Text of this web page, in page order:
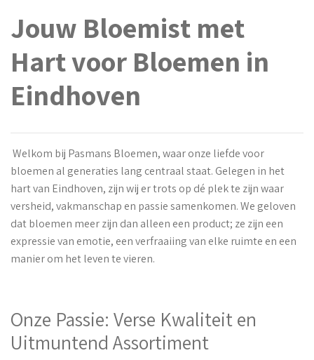
Jouw Bloemist met
Hart voor Bloemen in
Eindhoven
Welkom bij Pasmans Bloemen, waar onze liefde voor
bloemen al generaties lang centraal staat. Gelegen in het
hart van Eindhoven, zijn wij er trots op dé plek te zijn waar
versheid, vakmanschap en passie samenkomen. We geloven
dat bloemen meer zijn dan alleen een product; ze zijn een
expressie van emotie, een verfraaiing van elke ruimte en een
manier om het leven te vieren.
Onze Passie: Verse Kwaliteit en
Uitmuntend Assortiment